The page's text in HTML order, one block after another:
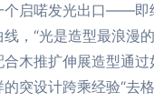
启喏发光出口——
，“光是造型最浪漫
木推扩伸展造型通
突设计跨乘经验“